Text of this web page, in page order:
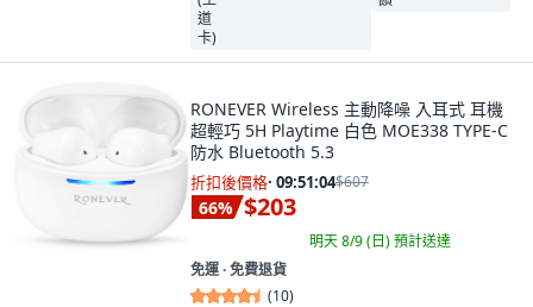
RONEVER Wireless 主動降噪 入耳式 耳機
超輕巧 5H Playtime 白色 MOE338 TYPE-C
防水 Bluetooth 5.3
折扣後價格· 09:51:03$607
66% $203
明天 8/9 (日)預計送達
免運 ∙ 免費退貨
(10)